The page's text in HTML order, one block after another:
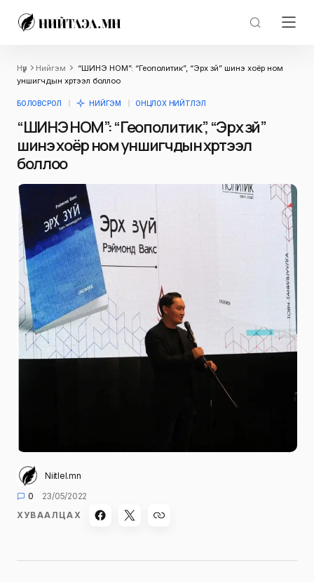
Нүүр Нийгэм
“ШИНЭ НОМ”: “Геополитик”, “Эрх зүй” шинэ хоёр ном
уншигчдын хүртээл боллоо
БОЛОВСРОЛ НИЙГЭМ ОНЦЛОХ НИЙТЛЭЛ
“ШИНЭ НОМ”: “Геополитик”, “Эрх зүй”
шинэ хоёр ном уншигчдын хүртээл
боллоо
Niitlel.mn
0
23/05/2022
ХУВААЛЦАХ